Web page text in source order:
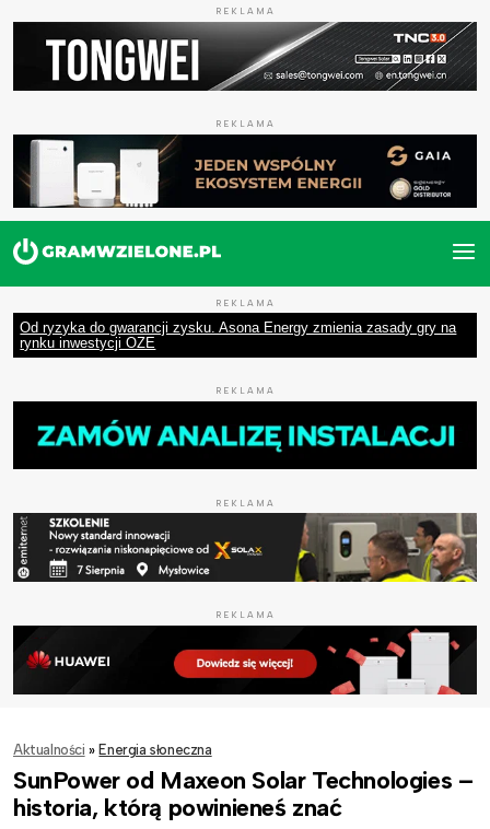
REKLAMA
REKLAMA
REKLAMA
Od ryzyka do gwarancji zysku. Asona Energy zmienia zasady gry na
rynku inwestycji OZE
REKLAMA
REKLAMA
REKLAMA
Aktualności » Energia słoneczna
SunPower od Maxeon Solar Technologies –
historia, którą powinieneś znać